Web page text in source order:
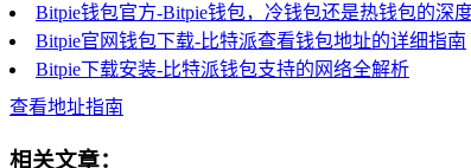
Bitpie钱包官方-Bitpie钱包，冷钱包还是热钱包的深
Bitpie官网钱包下载-比特派查看钱包地址的详细指南
Bitpie下载安装-比特派钱包支持的网络全解析
查看地址指南
相关文章：